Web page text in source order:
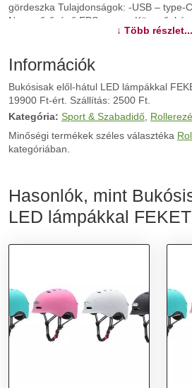
gördeszka Tulajdonságok: -USB – type-
Nagy sűrűségű EPS anyag -Könnyű,
-Állítható fejméret -Lélegző anyag,
-Hátsó LED: 3 világítási mód –
pulzáló
További információk>>
↓ Több
Információk
Bukósisak elől-hátul LED lámpákkal
19900 Ft-ért. Szállítás: 2500 Ft.
Kategória: Sport & Szabadidő
Minőségi termékek széles választéka
kategóriában.
Hasonlók, mint
LED lámpákkal